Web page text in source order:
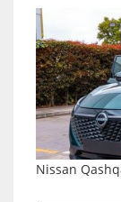
Nissan